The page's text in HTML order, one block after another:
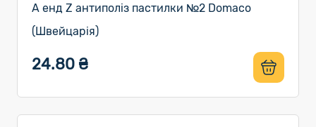
A енд Z антиполіз пастилки №2 Domaco
(Швейцарія)
24.80 ₴